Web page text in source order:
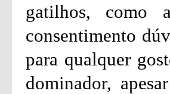
gatilhos, como
consentimento
para qualquer
dominador,